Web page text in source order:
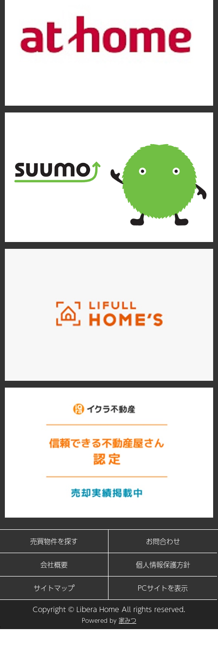
売買物件を探す お問合わせ
会社概要 個人情報保護方針
サイトマップ
PCサイトを表示
Copyright © Libera Home All rights reserved.
Powered by 家みつ